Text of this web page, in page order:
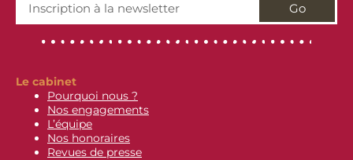
Go
Le cabinet
Pourquoi nous ?
Nos engagements
L’équipe
Nos honoraires
Revues de presse